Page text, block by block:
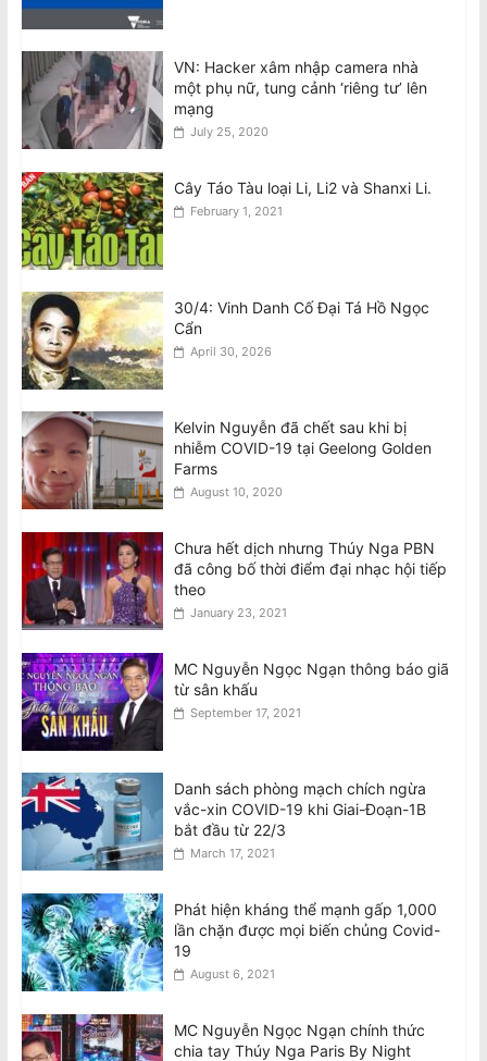
chuyến thăm Úc
August 10, 2026
VN: Hacker xâm nhập camera nhà
một phụ nữ, tung cảnh ‘riêng tư’ lên
mạng
July 25, 2020
Cây Táo Tàu loại Li, Li2 và Shanxi Li.
February 1, 2021
30/4: Vinh Danh Cố Đại Tá Hồ Ngọc
Cẩn
April 30, 2026
Kelvin Nguyễn đã chết sau khi bị
nhiễm COVID-19 tại Geelong Golden
Farms
August 10, 2020
Chưa hết dịch nhưng Thúy Nga PBN
đã công bố thời điểm đại nhạc hội tiếp
theo
January 23, 2021
MC Nguyễn Ngọc Ngạn thông báo giã
từ sân khấu
September 17, 2021
Danh sách phòng mạch chích ngừa
vắc-xin COVID-19 khi Giai-Đoạn-1B
bắt đầu từ 22/3
March 17, 2021
Phát hiện kháng thể mạnh gấp 1,000
lần chặn được mọi biến chủng Covid-
19
August 6, 2021
MC Nguyễn Ngọc Ngạn chính thức
chia tay Thúy Nga Paris By Night